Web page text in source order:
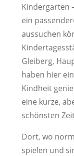
Kindergarten
ein
aussuchen
Gleiberg,
haben hier
Kindheit
eine kurze,
schönsten
Dort, wo
spielen und